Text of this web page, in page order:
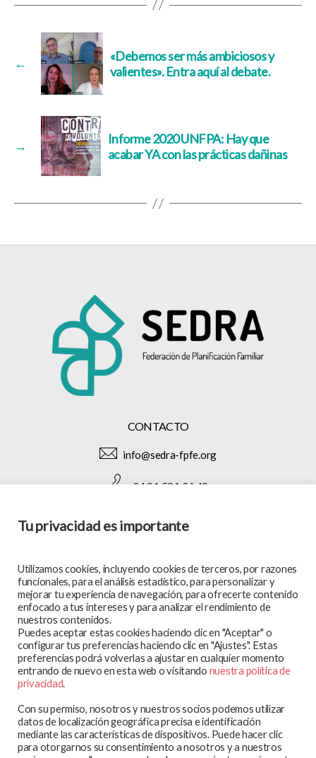
←
«Debemos ser más ambiciosos y
valientes». Entra aquí al debate.
→
Informe 2020 UNFPA: Hay que
acabar YA con las prácticas dañinas
CONTACTO
info@sedra-fpfe.org
+34 91 591 34 49
SÍGUENOS EN:
MAPA WEB
En qué trabajamos
Te atendemos
Observatorio
Aviso legal
Tu privacidad es importante
Utilizamos cookies, incluyendo cookies de terceros, por razones
funcionales, para el análisis estadístico, para personalizar y
mejorar tu experiencia de navegación, para ofrecerte contenido
enfocado a tus intereses y para analizar el rendimiento de
nuestros contenidos.
Puedes aceptar estas cookies haciendo clic en "Aceptar" o
configurar tus preferencias haciendo clic en "Ajustes". Estas
preferencias podrá volverlas a ajustar en cualquier momento
entrando de nuevo en esta web o visitando nuestra política de
privacidad.
Con su permiso, nosotros y nuestros socios podemos utilizar
datos de localización geográfica precisa e identificación
mediante las características de dispositivos. Puede hacer clic
para otorgarnos su consentimiento a nosotros y a nuestros